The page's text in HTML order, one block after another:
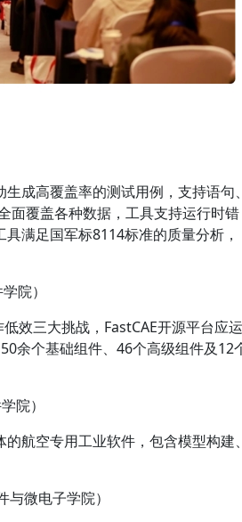
成高覆盖率的测试用例，支持语句、
面覆盖各种数据，工具支持运行时错
满足国军标8114标准的质量分析，
院）
效三大挑战，FastCAE开源平台应运
余个基础组件、46个高级组件及12
院）
航空专用工业软件，包含模型构建、
微电子学院）